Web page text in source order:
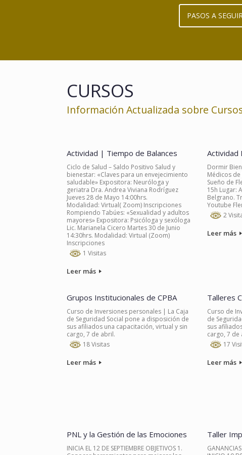
PASOS A SEGUIR
CURSOS
Información Actualizada sobre
Actividad | Tiempo de Balances
Ciclo de Salud – Saldo Positivo Salud y
bienestar: «Claves para un envejecimiento
saludable» Expositora: Neuróloga y
geriatra Dra. Andrea Viviana Rodríguez
Jueves 28 de Mayo 14:00hrs.
Modalidad: Virtual( Zoom) Inscripciones
Rompiendo Tabúes: «Sexualidad y adultos
mayores» Expositora: Psicóloga y sexóloga
Lic. Marianela Cicero Martes 30 de Junio
14:30hrs. Modalidad: Virtual (Zoom)
Inscripciones
1 Visitas
Leer más
Actividad
Dormir
Médicos
Sueño de
15h Lugar:
Belgrano.
Youtube
2
Leer más
Grupos Institucionales de CPBA
Curso de Inversiones personales | La Caja
de Seguridad Social pone a disposición de
sus afiliados una capacitación, virtual y sin
cargo, 7 de abril.
18 Visitas
Leer más
Talleres
Curso de
de
sus
cargo, 7 de
17
Leer más
PNL y la Gestión de las Emociones
INICIA EL 12 DE SEPTIEMBRE OBJETIVOS 1.
Taller